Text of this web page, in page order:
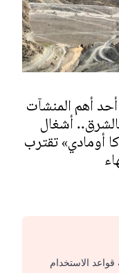
أهم المنشآت
أشغال
أومادي» تقترب
الاستخدام